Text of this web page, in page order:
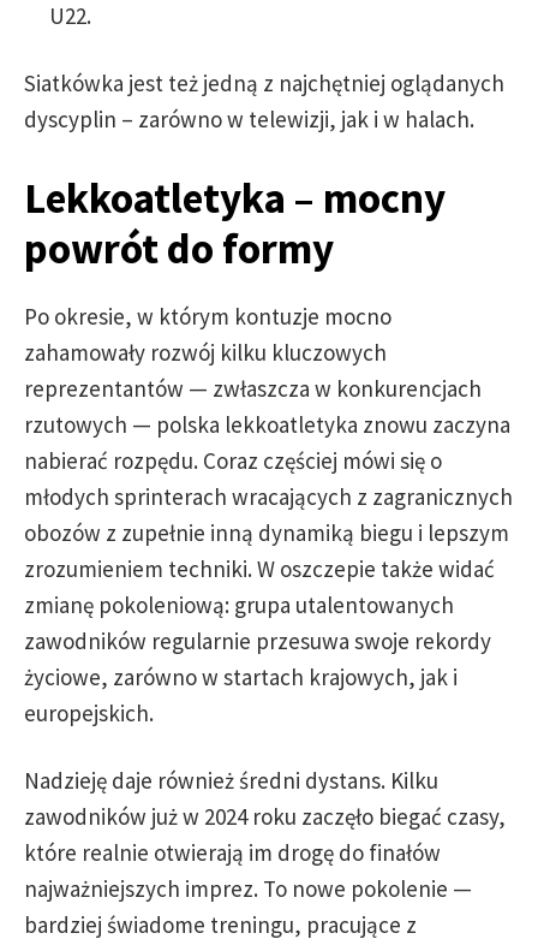
U22.
Siatkówka jest też jedną z najchętniej oglądanych
dyscyplin – zarówno w telewizji, jak i w halach.
Lekkoatletyka – mocny
powrót do formy
Po okresie, w którym kontuzje mocno
zahamowały rozwój kilku kluczowych
reprezentantów — zwłaszcza w konkurencjach
rzutowych — polska lekkoatletyka znowu zaczyna
nabierać rozpędu. Coraz częściej mówi się o
młodych sprinterach wracających z zagranicznych
obozów z zupełnie inną dynamiką biegu i lepszym
zrozumieniem techniki. W oszczepie także widać
zmianę pokoleniową: grupa utalentowanych
zawodników regularnie przesuwa swoje rekordy
życiowe, zarówno w startach krajowych, jak i
europejskich.
Nadzieję daje również średni dystans. Kilku
zawodników już w 2024 roku zaczęło biegać czasy,
które realnie otwierają im drogę do finałów
najważniejszych imprez. To nowe pokolenie —
bardziej świadome treningu, pracujące z